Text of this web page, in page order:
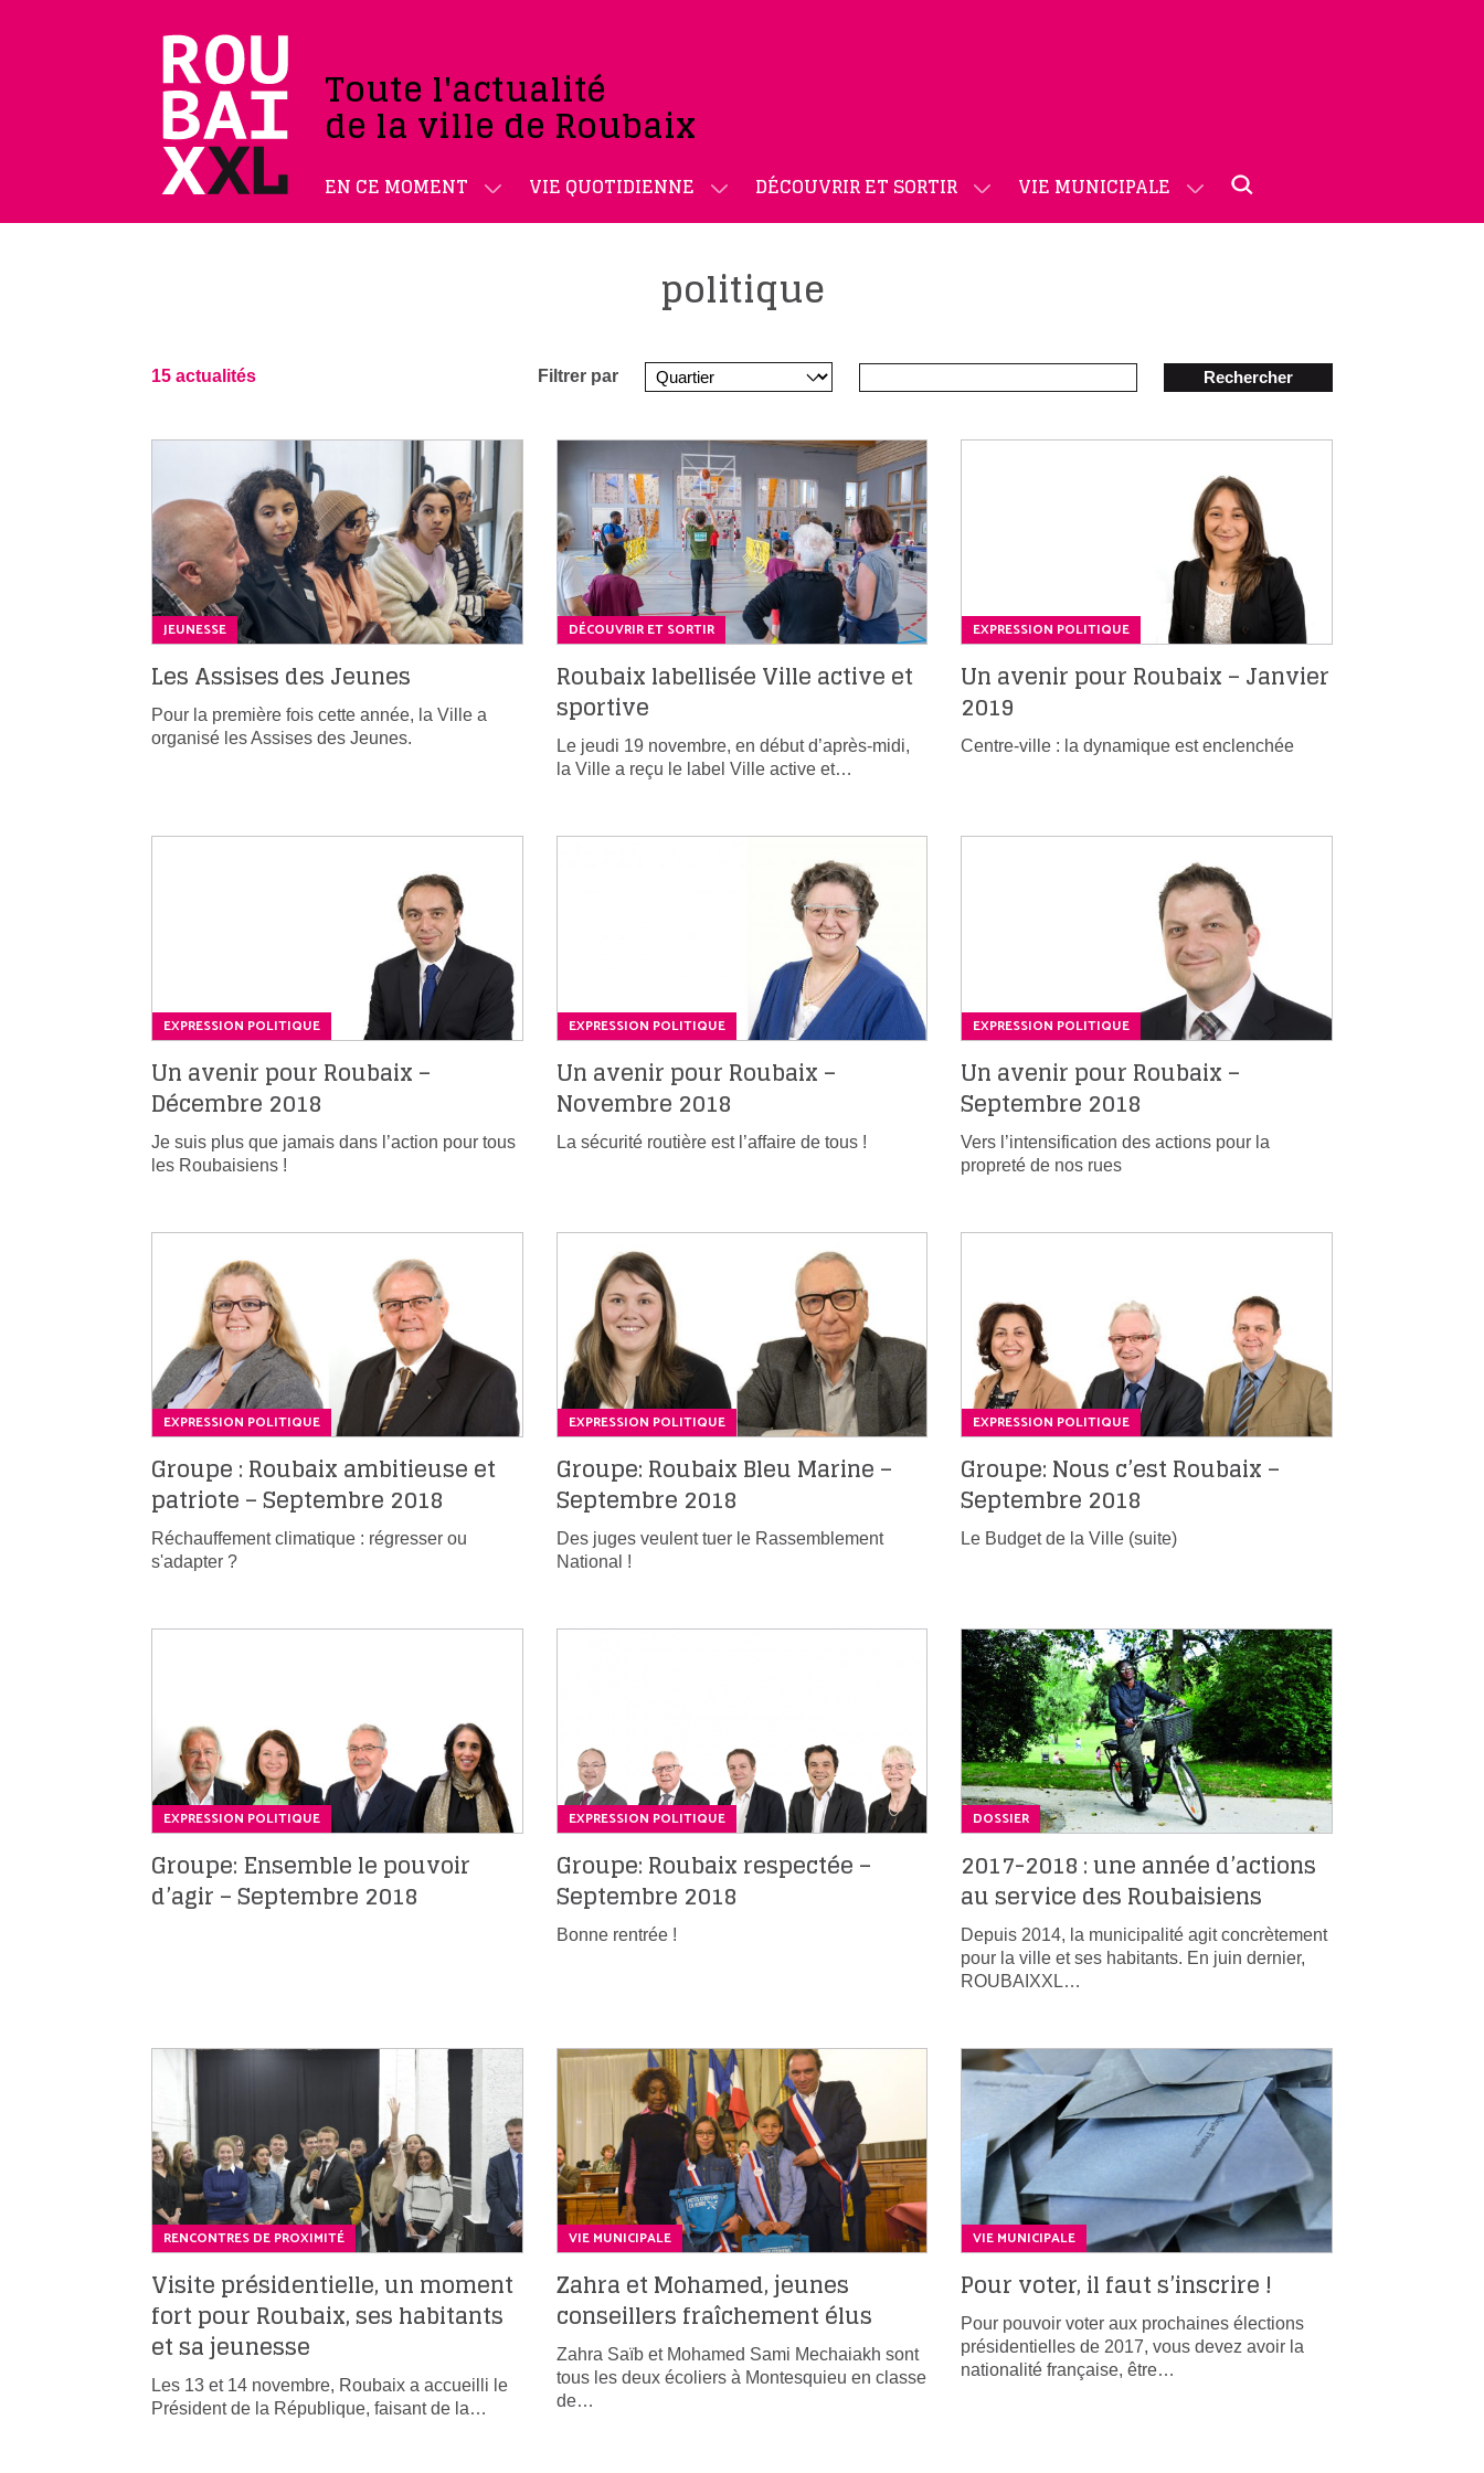
Toute l'actualité
de la ville de Roubaix
EN CE MOMENT VIE QUOTIDIENNE DÉCOUVRIR ET SORTIR VIE MUNICIPALE
politique
15 actualités Filtrer par Rechercher
JEUNESSE
Les Assises des Jeunes
Pour la première fois cette année, la Ville a
organisé les Assises des Jeunes.
DÉCOUVRIR ET SORTIR
Roubaix labellisée Ville active et
sportive
Le jeudi 19 novembre, en début d’après-midi,
la Ville a reçu le label Ville active et…
EXPRESSION POLITIQUE
Un avenir pour Roubaix – Janvier
2019
Centre-ville : la dynamique est enclenchée
EXPRESSION POLITIQUE
Un avenir pour Roubaix –
Décembre 2018
Je suis plus que jamais dans l’action pour tous
les Roubaisiens !
EXPRESSION POLITIQUE
Un avenir pour Roubaix –
Novembre 2018
La sécurité routière est l’affaire de tous !
EXPRESSION POLITIQUE
Un avenir pour Roubaix –
Septembre 2018
Vers l’intensification des actions pour la
propreté de nos rues
EXPRESSION POLITIQUE
Groupe : Roubaix ambitieuse et
patriote – Septembre 2018
Réchauffement climatique : régresser ou
s'adapter ?
EXPRESSION POLITIQUE
Groupe: Roubaix Bleu Marine –
Septembre 2018
Des juges veulent tuer le Rassemblement
National !
EXPRESSION POLITIQUE
Groupe: Nous c’est Roubaix –
Septembre 2018
Le Budget de la Ville (suite)
EXPRESSION POLITIQUE
Groupe: Ensemble le pouvoir
d’agir – Septembre 2018
EXPRESSION POLITIQUE
Groupe: Roubaix respectée –
Septembre 2018
Bonne rentrée !
DOSSIER
2017-2018 : une année d’actions
au service des Roubaisiens
Depuis 2014, la municipalité agit concrètement
pour la ville et ses habitants. En juin dernier,
ROUBAIXXL…
RENCONTRES DE PROXIMITÉ
Visite présidentielle, un moment
fort pour Roubaix, ses habitants
et sa jeunesse
Les 13 et 14 novembre, Roubaix a accueilli le
Président de la République, faisant de la…
VIE MUNICIPALE
Zahra et Mohamed, jeunes
conseillers fraîchement élus
Zahra Saïb et Mohamed Sami Mechaiakh sont
tous les deux écoliers à Montesquieu en classe
de…
VIE MUNICIPALE
Pour voter, il faut s’inscrire !
Pour pouvoir voter aux prochaines élections
présidentielles de 2017, vous devez avoir la
nationalité française, être…